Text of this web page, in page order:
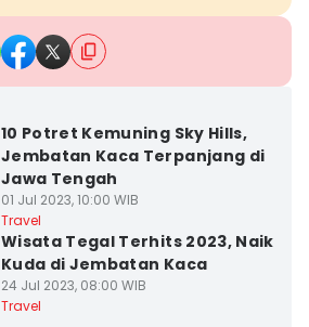
10 Potret Kemuning Sky Hills,
Jembatan Kaca Terpanjang di
Jawa Tengah
01 Jul 2023, 10:00 WIB
Travel
Wisata Tegal Terhits 2023, Naik
Kuda di Jembatan Kaca
24 Jul 2023, 08:00 WIB
Travel